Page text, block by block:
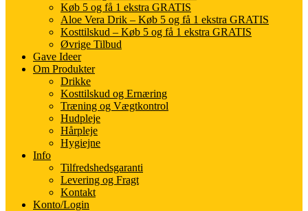
Køb 5 og få 1 ekstra GRATIS
Aloe Vera Drik – Køb 5 og få 1 ekstra GRATIS
Kosttilskud – Køb 5 og få 1 ekstra GRATIS
Øvrige Tilbud
Gave Ideer
Om Produkter
Drikke
Kosttilskud og Ernæring
Træning og Vægtkontrol
Hudpleje
Hårpleje
Hygiejne
Info
Tilfredshedsgaranti
Levering og Fragt
Kontakt
Konto/Login